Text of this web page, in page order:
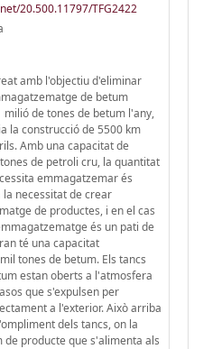
20.500.11797/TFG2422
amb l'objectiu d'eliminar
de betum
milió de tones de betum l'any,
la construcció de 5500 km
Amb una capacitat de
de petroli cru, la quantitat
emmagatzemar és
necessitat de crear
de productes, i en el cas
és un pati de
té una capacitat
tones de betum. Els tancs
estan oberts a l'atmosfera
que s'expulsen per
a l'exterior. Això arriba
dels tancs, on la
producte que s'alimenta als